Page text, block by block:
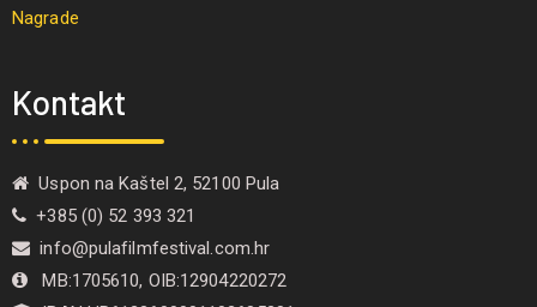
Nagrade
Kontakt
Uspon na Kaštel 2, 52100 Pula
+385 (0) 52 393 321
info@pulafilmfestival.com.hr
MB:1705610, OIB:12904220272